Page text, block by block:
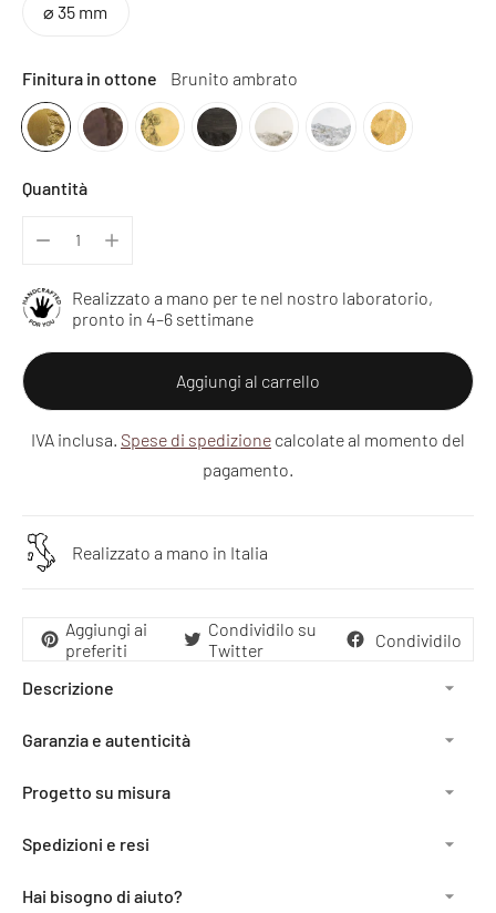
⌀ 35 mm
Finitura in ottone Brunito ambrato
Quantità
Realizzato a mano per te nel nostro laboratorio,
pronto in 4–6 settimane
Aggiungi al carrello
IVA inclusa. Spese di spedizione calcolate al momento del
pagamento.
Realizzato a mano in Italia
Aggiungi ai
preferiti
Condividilo su
Twitter
Condividilo
Descrizione
Garanzia e autenticità
Progetto su misura
Spedizioni e resi
Hai bisogno di aiuto?